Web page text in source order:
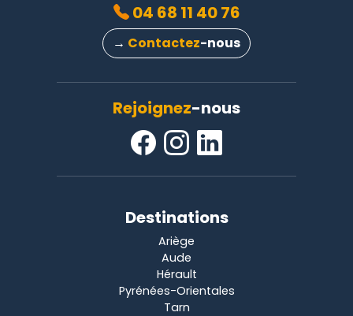
Rejoignez-nous
04 68 11 40 76
→ Contactez-nous
Destinations
Ariège
Aude
Hérault
Pyrénées-Orientales
Tarn